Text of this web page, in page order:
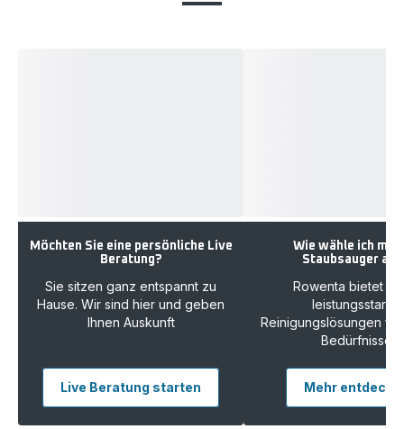
Möchten Sie eine persönliche Live
Beratung?
Sie sitzen ganz entspannt zu
Hause. Wir sind hier und geben
Ihnen Auskunft
Live Beratung starten
Wie wähle ich
Staubsauger
Rowenta bietet
leistungsstarke
Reinigungslösungen
Bedürfnisse
Mehr